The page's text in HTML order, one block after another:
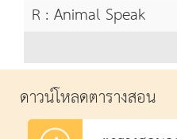
R : Animal Speak
ดาวน์โหลดตารางสอน